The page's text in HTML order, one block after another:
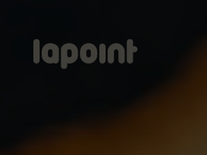
Lapoint